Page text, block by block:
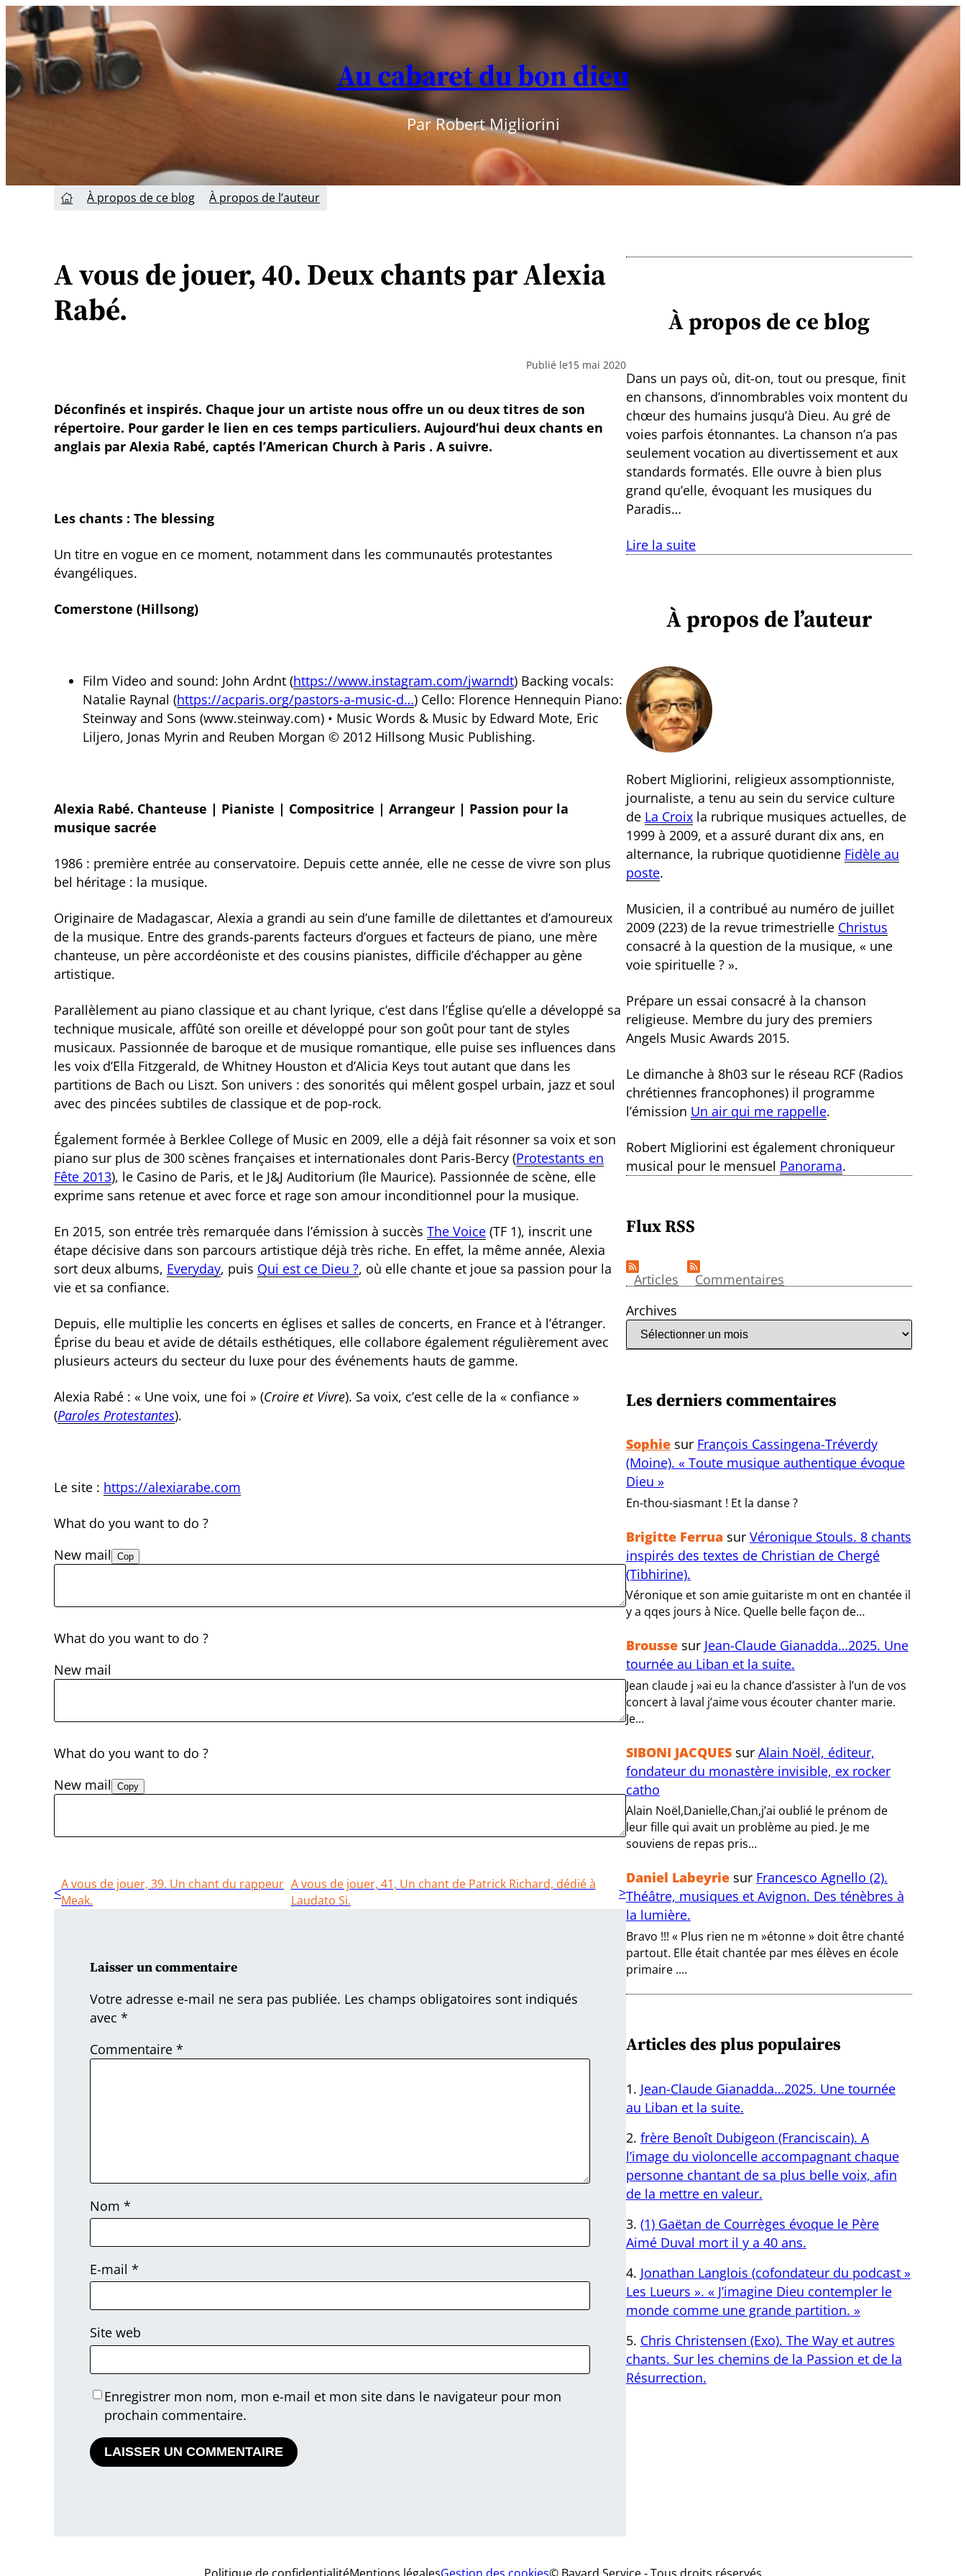
Aller
au
contenu
Au cabaret du bon dieu
Par Robert Migliorini
 À propos de ce blog À propos de l’auteur
A vous de jouer, 40. Deux chants par Alexia
Rabé.
Publié le15 mai 2020
Déconfinés et inspirés. Chaque jour un artiste nous offre un ou deux titres de son
répertoire. Pour garder le lien en ces temps particuliers. Aujourd’hui deux chants en
anglais par Alexia Rabé, captés l’American Church à Paris . A suivre.
Les chants : The blessing
Un titre en vogue en ce moment, notamment dans les communautés protestantes
évangéliques.
Comerstone (Hillsong)
Film Video and sound: John Ardnt (https://www.instagram.com/jwarndt) Backing vocals:
Natalie Raynal (https://acparis.org/pastors-a-music-d…) Cello: Florence Hennequin Piano:
Steinway and Sons (www.steinway.com) • Music Words & Music by Edward Mote, Eric
Liljero, Jonas Myrin and Reuben Morgan © 2012 Hillsong Music Publishing.
Alexia Rabé. Chanteuse | Pianiste | Compositrice | Arrangeur | Passion pour la
musique sacrée
1986 : première entrée au conservatoire. Depuis cette année, elle ne cesse de vivre son plus
bel héritage : la musique.
Originaire de Madagascar, Alexia a grandi au sein d’une famille de dilettantes et d’amoureux
de la musique. Entre des grands-parents facteurs d’orgues et facteurs de piano, une mère
chanteuse, un père accordéoniste et des cousins pianistes, difficile d’échapper au gène
artistique.
Parallèlement au piano classique et au chant lyrique, c’est dans l’Église qu’elle a développé sa
technique musicale, affûté son oreille et développé pour son goût pour tant de styles
musicaux. Passionnée de baroque et de musique romantique, elle puise ses influences dans
les voix d’Ella Fitzgerald, de Whitney Houston et d’Alicia Keys tout autant que dans les
partitions de Bach ou Liszt. Son univers : des sonorités qui mêlent gospel urbain, jazz et soul
avec des pincées subtiles de classique et de pop-rock.
Également formée à Berklee College of Music en 2009, elle a déjà fait résonner sa voix et son
piano sur plus de 300 scènes françaises et internationales dont Paris-Bercy (Protestants en
Fête 2013), le Casino de Paris, et le J&J Auditorium (île Maurice). Passionnée de scène, elle
exprime sans retenue et avec force et rage son amour inconditionnel pour la musique.
En 2015, son entrée très remarquée dans l’émission à succèsThe Voice (TF 1), inscrit une
étape décisive dans son parcours artistique déjà très riche. En effet, la même année, Alexia
sort deux albums, Everyday, puis Qui est ce Dieu ?, où elle chante et joue sa passion pour la
vie et sa confiance.
Depuis, elle multiplie les concerts en églises et salles de concerts, en France et à l’étranger.
Éprise du beau et avide de détails esthétiques, elle collabore également régulièrement avec
plusieurs acteurs du secteur du luxe pour des événements hauts de gamme.
Alexia Rabé : « Une voix, une foi » (Croire et Vivre). Sa voix, c’est celle de la « confiance »
(Paroles Protestantes).
Le site : https://alexiarabe.com
What do you want to do ?
New mail Cop
What do you want to do ?
New mail
What do you want to do ?
New mail Copy
A vous de jouer, 41, Un chant de Patrick Richard, dédié à
Laudato Si.
A vous de jouer, 39. Un chant du rappeur
Meak.
Laisser un commentaire
Votre adresse e-mail ne sera pas publiée. Les champs obligatoires sont indiqués
avec*
Commentaire*
Nom*
E-mail*
Site web
Enregistrer mon nom, mon e-mail et mon site dans le navigateur pour mon
prochain commentaire.
À propos de ce blog
Dans un pays où, dit-on, tout ou presque, finit
en chansons, d’innombrables voix montent du
chœur des humains jusqu’à Dieu. Au gré de
voies parfois étonnantes. La chanson n’a pas
seulement vocation au divertissement et aux
standards formatés. Elle ouvre à bien plus
grand qu’elle, évoquant les musiques du
Paradis…
Lire la suite
À propos de l’auteur
Robert Migliorini, religieux assomptionniste,
journaliste, a tenu au sein du service culture
de La Croixla rubrique musiques actuelles, de
1999 à 2009, et a assuré durant dix ans, en
alternance, la rubrique quotidienne Fidèle au
poste.
Musicien, il a contribué au numéro de juillet
2009 (223) de la revue trimestrielle Christus
consacré à la question de la musique, « une
voie spirituelle ? ».
Prépare un essai consacré à la chanson
religieuse. Membre du jury des premiers
Angels Music Awards 2015.
Le dimanche à 8h03 sur le réseau RCF (Radios
chrétiennes francophones) il programme
l’émission Un air qui me rappelle.
Robert Migliorini est également chroniqueur
musical pour le mensuel Panorama.
Flux RSS
Articles
Commentaires
Archives
Les derniers commentaires
Sophiesur François Cassingena-Tréverdy
(Moine). « Toute musique authentique évoque
Dieu »
En-thou-siasmant ! Et la danse ?
Brigitte Ferrua sur Véronique Stouls. 8 chants
inspirés des textes de Christian de Chergé
(Tibhirine).
Véronique et son amie guitariste m ont en chantée il
y a qqes jours à Nice. Quelle belle façon de…
Broussesur Jean-Claude Gianadda…2025. Une
tournée au Liban et la suite.
Jean claude j »ai eu la chance d’assister à l’un de vos
concert à laval j’aime vous écouter chanter marie.
Je…
SIBONI JACQUESsur Alain Noël, éditeur,
fondateur du monastère invisible, ex rocker
catho
Alain Noël,Danielle,Chan,j’ai oublié le prénom de
leur fille qui avait un problème au pied. Je me
souviens de repas pris…
Daniel Labeyriesur Francesco Agnello (2).
Théâtre, musiques et Avignon. Des ténèbres à
la lumière.
Bravo !!! « Plus rien ne m »étonne » doit être chanté
partout. Elle était chantée par mes élèves en école
primaire .…
Articles des plus populaires
Jean-Claude Gianadda…2025. Une tournée
au Liban et la suite.
frère Benoît Dubigeon (Franciscain). A
l’image du violoncelle accompagnant chaque
personne chantant de sa plus belle voix, afin
de la mettre en valeur.
(1) Gaëtan de Courrèges évoque le Père
Aimé Duval mort il y a 40 ans.
Jonathan Langlois (cofondateur du podcast »
Les Lueurs ». « J’imagine Dieu contempler le
monde comme une grande partition. »
Chris Christensen (Exo). The Way et autres
chants. Sur les chemins de la Passion et de la
Résurrection.